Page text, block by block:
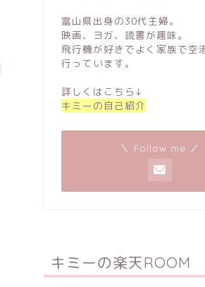
富山県出身の30代主婦。
映画、ヨガ、読書が趣味。
飛行機が好きでよく家族で空
行っています。
詳しくはこちら↓
キミーの自己紹介
＼ Follow me ／
キミーの楽天ROOM